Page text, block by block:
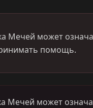
Мечей может
помощь.
Мечей может